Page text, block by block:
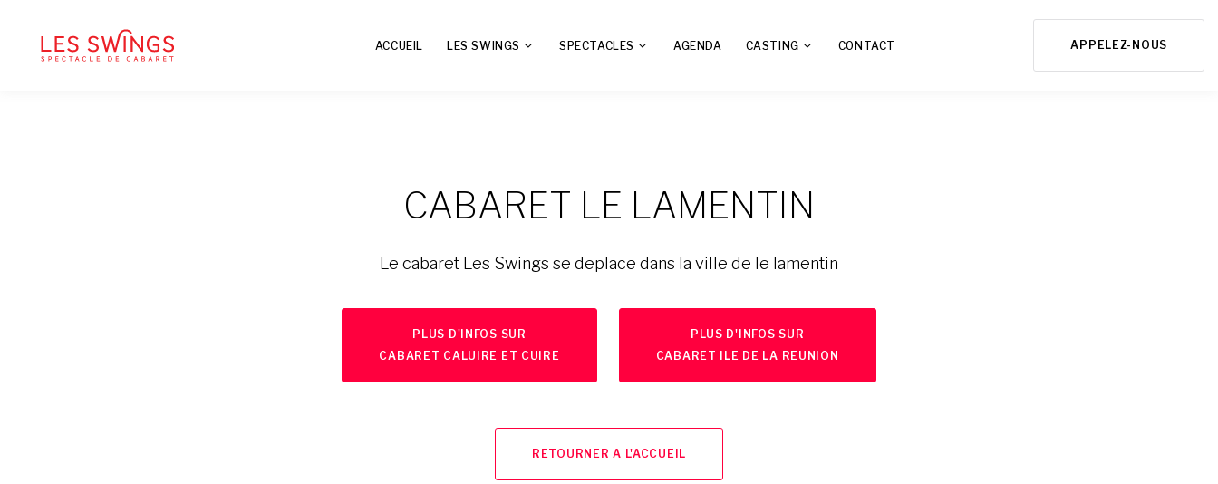
APPELEZ-NOUS
ACCUEIL LES SWINGS SPECTACLES AGENDA CASTING CONTACT
CABARET LE LAMENTIN
Le cabaret Les Swings se deplace dans la ville de le lamentin
PLUS D'INFOS SUR
CABARET CALUIRE ET CUIRE
PLUS D'INFOS SUR
CABARET ILE DE LA REUNION
RETOURNER A L'ACCUEIL